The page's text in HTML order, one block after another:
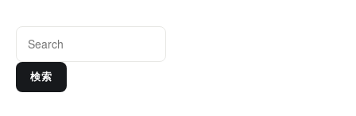
検索